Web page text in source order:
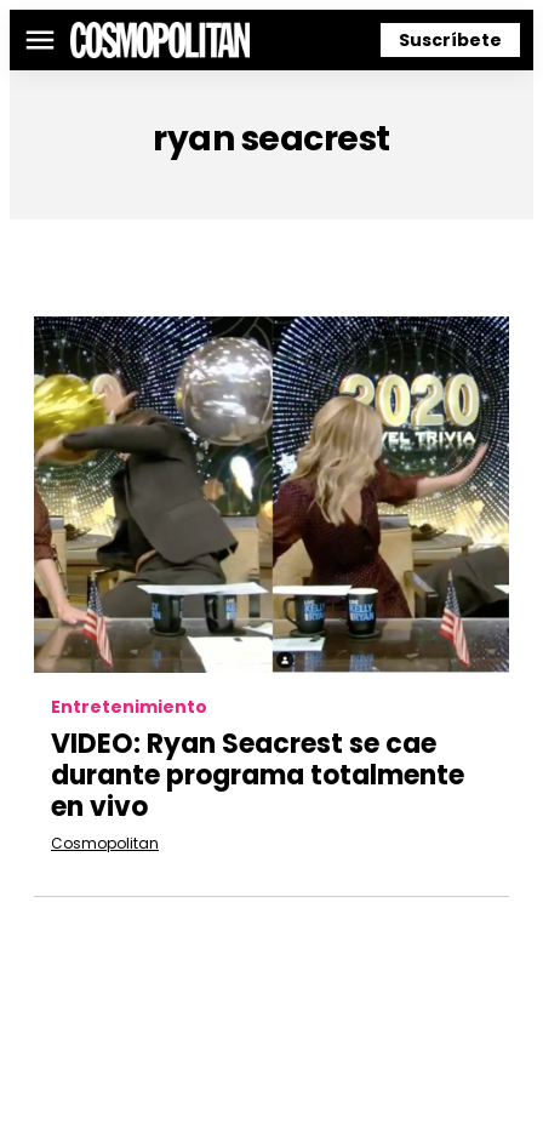
Menú Suscríbete
ryan seacrest
Entretenimiento
VIDEO: Ryan Seacrest se cae
durante programa totalmente
en vivo
Cosmopolitan